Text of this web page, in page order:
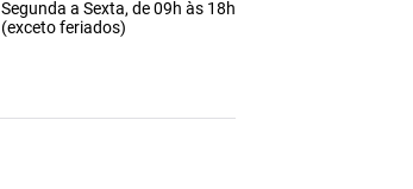
Segunda a Sexta, de 09h às 18h
(exceto feriados)